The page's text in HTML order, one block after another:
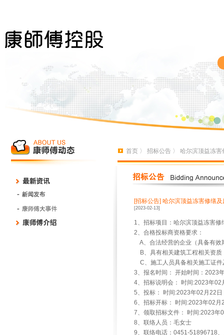
首页 〉 招标公告 〉 哈尔滨顶益冻
[招标公告] 哈尔滨顶益冻害修缮
[2023-02-13]
1、招标项目：哈尔滨顶益冻害
2、合格投标商资格要求：
A、合法经营的企业（具备有效
B、具有相关建筑工程相关资质
C、施工人员具备相关施工证
3、报名时间： 开始时间：2023
4、招标说明会： 时间:2023年
5、投标： 时间:2023年02月22
6、招标开标： 时间:2023年02
7、领取招标文件： 时间:2023年
8、联络人员：毛女士
9、联络电话：0451-51896718